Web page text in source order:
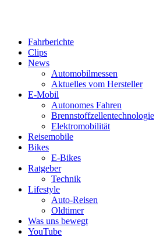
Fahrberichte
Clips
News
Automobilmessen
Aktuelles vom Hersteller
E-Mobil
Autonomes Fahren
Brennstoffzellentechnologie
Elektromobilität
Reisemobile
Bikes
E-Bikes
Ratgeber
Technik
Lifestyle
Auto-Reisen
Oldtimer
Was uns bewegt
YouTube